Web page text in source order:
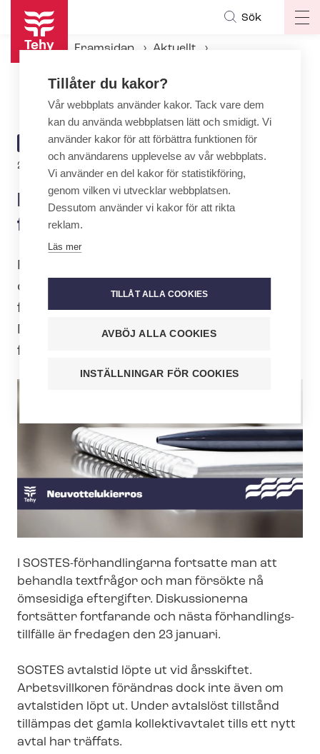
Hoppa
huvudinnehåll
Sök
Framsidan
Aktuellt
ARTICLE
CATEGORY
AKTUELLT
23.1.2026 | 7:44 Author
Förhandlingarna om SOSTES
fortsatte på torsdagen
Förhandlingarna om kollektivavtalet för
den privata so­ci­al­ser­vicebran­schen
fortsatte på torsdagen den 22 januari.
Nästa för­hand­lings­till­fäl­le är i dag,
fredagen den 23 januari.
I SOSTES-​förhandlingarna fortsatte man att
behandla textfrågor och man försökte nå
ömsesidiga eftergifter. Diskussionerna
fortsätter fortfarande och nästa för­hand­lings­
till­fäl­le är fredagen den 23 januari.
SOSTES avtalstid löpte ut vid årsskiftet.
Arbetsvillkoren förändras dock inte även om
avtalstiden löpt ut. Under avtalslöst tillstånd
tillämpas det gamla kollektivavtalet tills ett nytt
avtal har träffats.
Tillåter du kakor?
Vår webbplats använder kakor. Tack vare dem
kan du använda webbplatsen lätt och smidigt. Vi
använder kakor för att förbättra funktionen för
och användarens upplevelse av vår webbplats.
Vi använder en del kakor för statistikföring,
genom vilken vi utvecklar webbplatsen.
Dessutom använder vi kakor för att rikta
reklam.
Läs mer
TILLÅT ALLA COOKIES
AVBÖJ ALLA COOKIES
INSTÄLLNINGAR FÖR COOKIES